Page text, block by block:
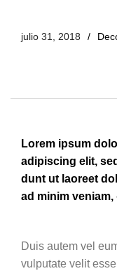
julio 31, 2018
Lorem ipsum
adipiscing elit,
dunt ut laoreet
ad minim
Duis autem vel
vulputate velit